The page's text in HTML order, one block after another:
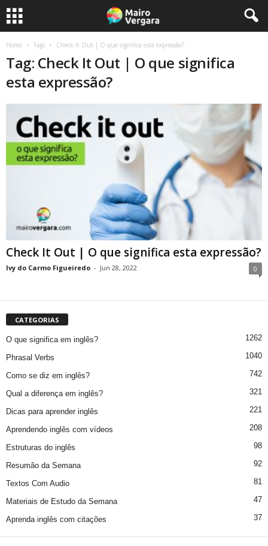
Home Tags Check It Out | O que significa esta expressão?
Tag: Check It Out | O que significa
esta expressão?
Check It Out | O que significa esta expressão?
Ivy do Carmo Figueiredo - Jun 28, 2022 0
CATEGORIAS
O que significa em inglês? 1262
Phrasal Verbs 1040
Como se diz em inglês? 742
Qual a diferença em inglês? 321
Dicas para aprender inglês 221
Aprendendo inglês com vídeos 208
Estruturas do inglês 98
Resumão da Semana 92
Textos Com Audio 81
Materiais de Estudo da Semana 47
Aprenda inglês com citações 37